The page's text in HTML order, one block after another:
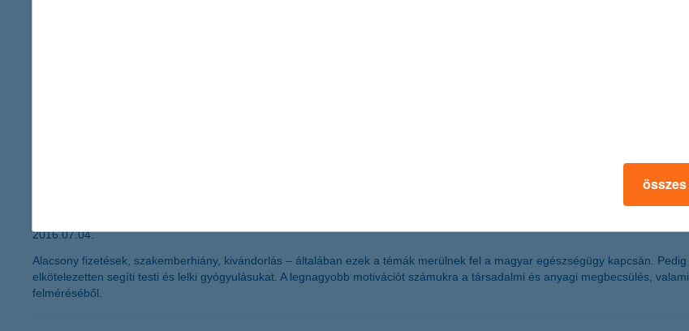
2016.07.04.
Alacsony fizetések, szakemberhiány, kivándorlás – általában ezek a témák merülnek fel a magyar egészségügy kapcsán.
elkötelezetten segíti testi és lelki gyógyulásukat. A legnagyobb motivációt számukra a társadalmi és anyagi megbecsülés,
felméréséből.